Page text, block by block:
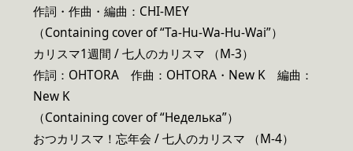
作詞・作曲・編曲：CHI-MEY
（Containing cover of “Ta-Hu-Wa-Hu-Wai”）
カリスマ1週間 / 七人のカリスマ （M-3）
作詞：OHTORA 作曲：OHTORA・New K 編曲：
New K
（Containing cover of “Неделька”）
おつカリスマ！忘年会 / 七人のカリスマ （M-4）